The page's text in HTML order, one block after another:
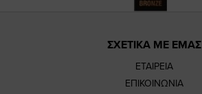
ΣΧΕΤΙΚΑ ΜΕ ΕΜΑΣ
ΕΤΑΙΡΕΙΑ
ΕΠΙΚΟΙΝΩΝΙΑ